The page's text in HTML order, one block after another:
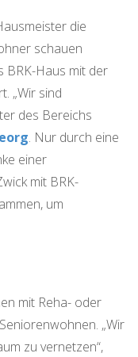
die
schauen
BRK-Haus mit der
„Wir sind
des Bereichs
. Nur durch eine
einer
mit BRK-
um
mit Reha- oder
„Wir
zu vernetzen“,